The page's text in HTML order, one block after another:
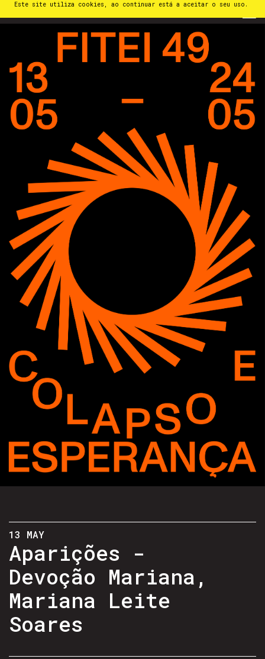
Este site utiliza cookies, ao continuar está a aceitar o seu uso.
13 MAY
Aparições -
Devoção Mariana,
Mariana Leite
Soares